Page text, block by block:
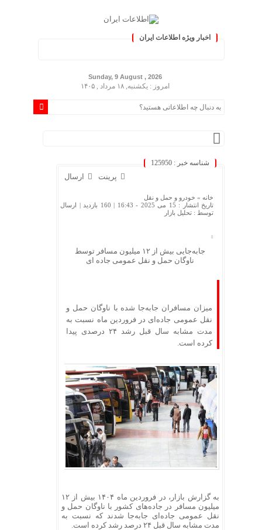
اخبار ویژه اطلاعات ایران
Sunday, 9 August , 2026
امروز : یکشنبه, ۱۸ مرداد , ۱۴۰۵
شناسه خبر : 125950
ارسال پرینت
خانه » خودرو و حمل و نقل
تاریخ انتشار : 15 می 2025 - 16:43 |
160 بازدید
| ارسال
توسط : تحلیل بازار
جابه‌جایی بیش از ۱۲ میلیون مسافر توسط
ناوگان حمل و نقل عمومی جاده ای
میزان مسافران جابه‌جا شده با ناوگان حمل و
نقل عمومی جاده‌ای در فروردین ماه نسبت به
مدت مشابه سال قبل رشد ۲۴ درصدی پیدا
کرده است.
به گزارش بازار، در فروردین ماه ۱۴۰۴ بیش از ۱۲
میلیون مسافر در جاده‌های کشور با ناوگان حمل و
نقل عمومی جاده‌ای جابه‌جا شدند که نسبت به
مدت مشابه سال قبل ۲۴ درصد رشد کرده است.